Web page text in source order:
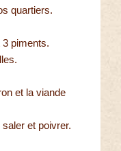
quartiers.
piments.
et la viande
et poivrer.